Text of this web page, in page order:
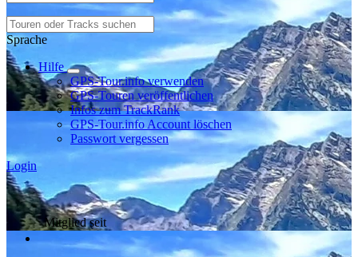
Sprache
Hilfe
GPS-Tour.info verwenden
GPS-Touren veröffentlichen
Infos zum TrackRank
GPS-Tour.info Account löschen
Passwort vergessen
Login
Mitglied seit